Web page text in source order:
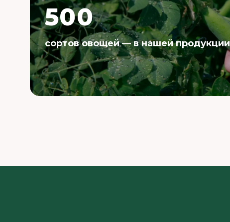
500
сортов овощей — в нашей продукции